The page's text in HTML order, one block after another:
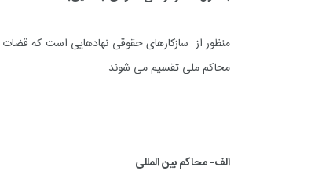
منظور از سازکارهای حقوقی نهادهایی است که
محاکم ملی تقسیم می شوند.
الف- محاکم بین المللی